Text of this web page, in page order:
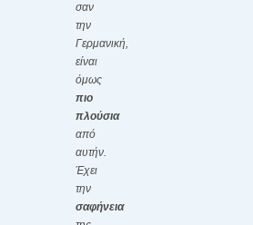
σαν
την
Γερμανική,
είναι
όμως
πιο
πλούσια
από
αυτήν.
Έχει
την
σαφήνεια